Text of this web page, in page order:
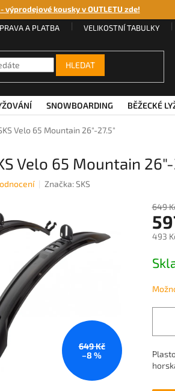
výprodejové kousky v OUTLETU zde!
A PLATBA VELIKOSTNÍ TABULKY
HLEDAT
SNOWBOARDING BĚŽECKÉ
Velo 65 Mountain 26"-27.5"
Velo 65 Mountain
Značka:SKS
649 Kč
–8 %
649
493
cena: